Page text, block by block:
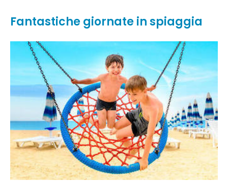
Fantastiche giornate in spiaggia